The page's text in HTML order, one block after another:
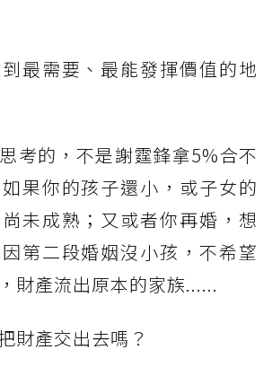
最需要、最能發揮價值的地
考的，不是謝霆鋒拿5%合不
果你的孩子還小，或子女的
未成熟；又或者你再婚，想
第二段婚姻沒小孩，不希望
財產流出原本的家族......
財產交出去嗎？